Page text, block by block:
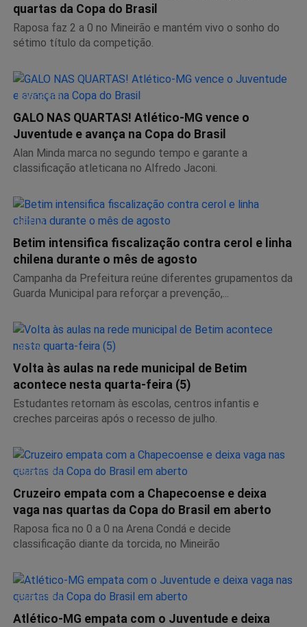
quartas da Copa do Brasil
Raposa faz 2 a 0 no Mineirão e mantém vivo o sonho do
sétimo título da competição.
ESPORTES
GALO NAS QUARTAS! Atlético-MG vence o
Juventude e avança na Copa do Brasil
Alan Minda marca no segundo tempo e garante a
classificação atleticana no Alfredo Jaconi.
BETIM
Betim intensifica fiscalização contra cerol e linha
chilena durante o mês de agosto
Campanha da Prefeitura reúne diferentes grupamentos da
Guarda Municipal para reforçar a prevenção,...
BETIM
Volta às aulas na rede municipal de Betim
acontece nesta quarta-feira (5)
Estudantes retornam às escolas, centros infantis e
creches parceiras após o recesso de julho.
ESPORTES
Cruzeiro empata com a Chapecoense e deixa
vaga nas quartas da Copa do Brasil em aberto
Raposa fica no 0 a 0 na Arena Condá e decide
classificação diante da torcida, no Mineirão
ESPORTES
Atlético-MG empata com o Juventude e deixa